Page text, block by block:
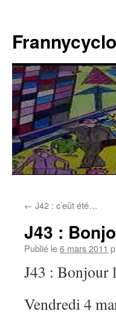
contenu
Frannycyclo
← J42 : c’eût été…
J43 :
Publié le6 mars 2011
J43 : Bonjour
Vendredi 4